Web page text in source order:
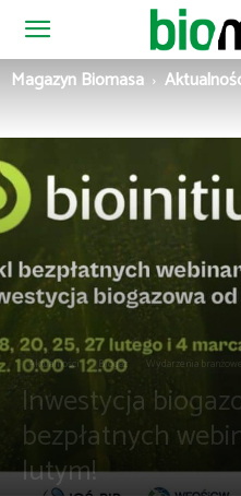
Magazyn
Magazyn Biomasa
Aktualności Biogaz Wydarzenia branżowe
Inwestycja
bezpłatnych
lutym!